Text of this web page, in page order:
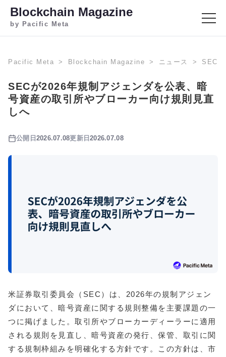
Blockchain Magazine
by Pacific Meta
Pacific Meta Blockchain Magazine ニュース SEC
SECが2026年規制アジェンダを公表、暗
号資産の取引所やブローカー向け規則見直
しへ
公開日 2026.07.08更新日2026.07.08
米証券取引委員会（SEC）は、2026年の規制アジェン
ダにおいて、暗号資産に関する規則整備を主要課題の一
つに掲げました。取引所やブローカーディーラーに適用
される規則を見直し、暗号資産の発行、保管、取引に関
する規制枠組みを明確化する方針です。この方針は、市